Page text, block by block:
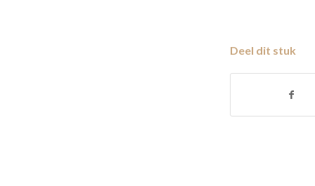
Deel dit stuk